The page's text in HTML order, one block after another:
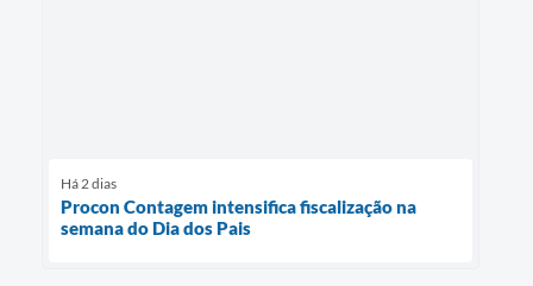
Há 2 dias
Procon Contagem intensifica fiscalização na
semana do Dia dos Pais